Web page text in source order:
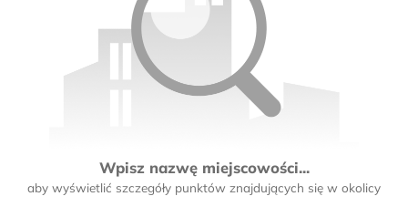
Wpisz nazwę miejscowości...
aby wyświetlić szczegóły punktów znajdujących się w okolicy